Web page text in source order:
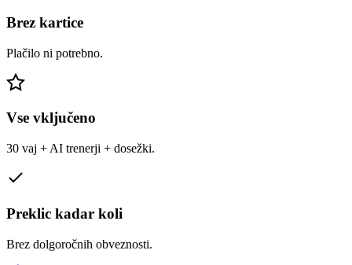
Brez kartice
Plačilo ni potrebno.
Vse vključeno
30 vaj + AI trenerji + dosežki.
Preklic kadar koli
Brez dolgoročnih obveznosti.